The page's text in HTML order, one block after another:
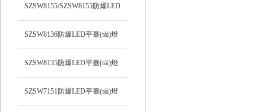
SZSW8155/SZSW8155防爆LED
平臺(tái)燈
SZSW8136防爆LED平臺(tái)燈
SZSW8135防爆LED平臺(tái)燈
SZSW7151防爆LED平臺(tái)燈